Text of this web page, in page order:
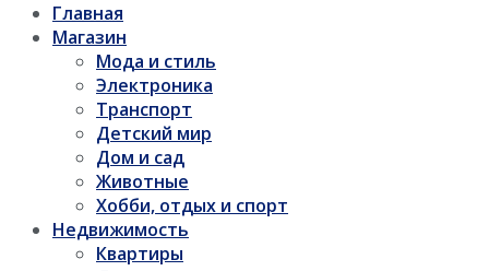
Главная
Магазин
Мода и стиль
Электроника
Транспорт
Детский мир
Дом и сад
Животные
Хобби, отдых и спорт
Недвижимость
Квартиры